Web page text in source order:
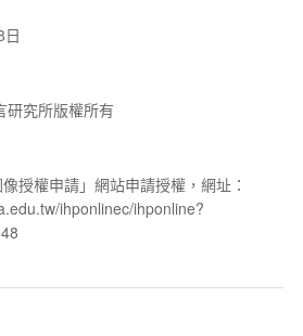
研究所版權所有
授權申請」網站申請授權，網址：
ihponlinec/ihponline?